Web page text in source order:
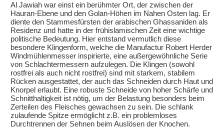
Al Jawiah war einst ein berühmter Ort, der zwischen der
Hauran-Ebene und den Golan-Höhen im Nahen Osten lag. Er
diente den Stammesfürsten der arabischen Ghassaniden als
Residenz und hatte in der frühislamischen Zeit eine wichtige
politische Bedeutung. Hier entstand vermutlich diese
besondere Klingenform, welche die Manufactur Robert Herder
Windmühlenmesser inspirierte, eine außergewöhnliche Serie
von Schlachtermessern aufzulegen. Die Klingen (sowohl
rostfrei als auch nicht rostfrei) sind mit starkem, stabilem
Rücken ausgestattet, der auch das Schneiden durch Haut und
Knorpel erlaubt. Eine robuste Schneide von hoher Schärfe und
Schnitthaltigkeit ist nötig, um der Belastung besonders beim
Zerteilen des Fleisches gewachsen zu sein. Die schlank
zulaufende Spitze ermöglicht z.B. ein problemloses
Durchtrennen der Sehnen beim Auslösen der Knochen.